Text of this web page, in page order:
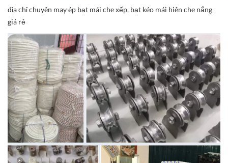
địa chỉ chuyên may ép bạt mái che xếp, bạt kéo mái hiên che nắng
giá rẻ